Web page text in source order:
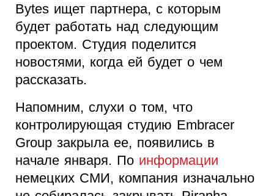
Bytes ищет партнера, с которым
будет работать над следующим
проектом. Студия поделится
новостями, когда ей будет о чем
рассказать.
Напомним, слухи о том, что
контролирующая студию Embracer
Group закрыла ее, появились в
начале января. По информации
немецких СМИ, компания изначально